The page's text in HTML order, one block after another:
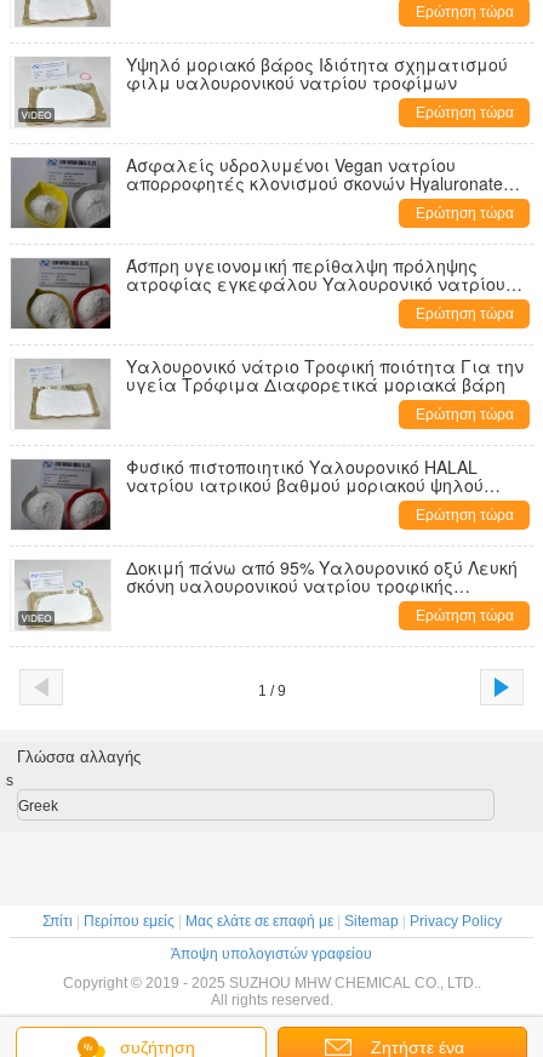
Ερώτηση τώρα
Υψηλό μοριακό βάρος Ιδιότητα σχηματισμού
φιλμ υαλουρονικού νατρίου τροφίμων
Ερώτηση τώρα
Ασφαλείς υδρολυμένοι Vegan νατρίου
απορροφητές κλονισμού σκονών Hyaluronate
Ερώτηση τώρα
Άσπρη υγειονομική περίθαλψη πρόληψης
ατροφίας εγκεφάλου Υαλουρονικό νατρίου
Ερώτηση τώρα
Υαλουρονικό νάτριο Τροφική ποιότητα Για την
υγεία Τρόφιμα Διαφορετικά μοριακά βάρη
Ερώτηση τώρα
Φυσικό πιστοποιητικό Υαλουρονικό HALAL
νατρίου ιατρικού βαθμού μοριακού ψηλού
Ερώτηση τώρα
Δοκιμή πάνω από 95% Υαλουρονικό οξύ Λευκή
σκόνη υαλουρονικού νατρίου τροφικής
Ερώτηση τώρα
1 / 9
συζήτηση Ζητήστε ένα
Γλώσσα αλλαγής
s
Greek
Σπίτι Περίπου εμείς Μας ελάτε σε επαφή με| Sitemap|
Privacy Policy
Άποψη υπολογιστών γραφείου
Copyright © 2019 - 2025 SUZHOU MHW CHEMICAL CO., LTD..
All rights reserved.